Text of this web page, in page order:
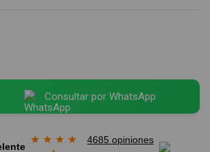
Consultar por WhatsApp
★ ★ ★ ★
4685 opiniones